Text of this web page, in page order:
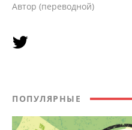
Автор (переводной)
ПОПУЛЯРНЫЕ